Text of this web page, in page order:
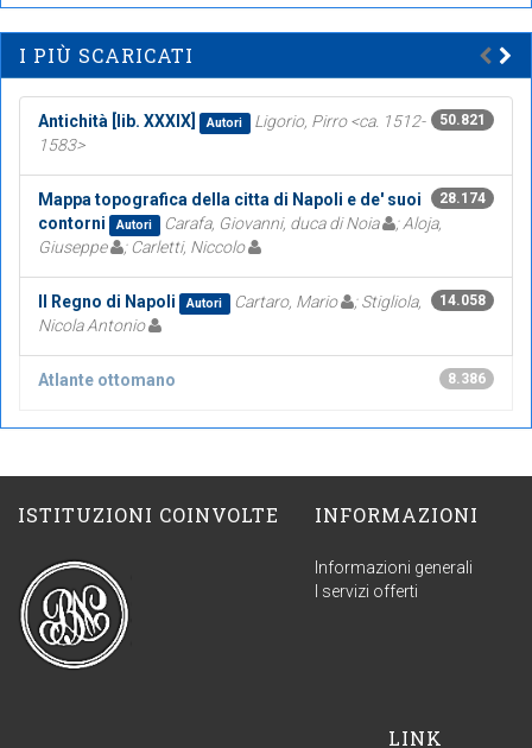
I PIÙ SCARICATI
50.821
Antichità [lib. XXXIX] Autori
Ligorio, Pirro <ca. 1512-
1583>
28.174
Mappa topografica della citta di Napoli e de' suoi
contorni
Autori Carafa, Giovanni, duca di Noia
; Aloja,
Giuseppe
; Carletti, Niccolo
14.058
Il Regno di Napoli Autori Cartaro, Mario
; Stigliola,
Nicola Antonio
8.386
Atlante ottomano
ISTITUZIONI COINVOLTE INFORMAZIONI
Informazioni generali
I servizi offerti
LINK